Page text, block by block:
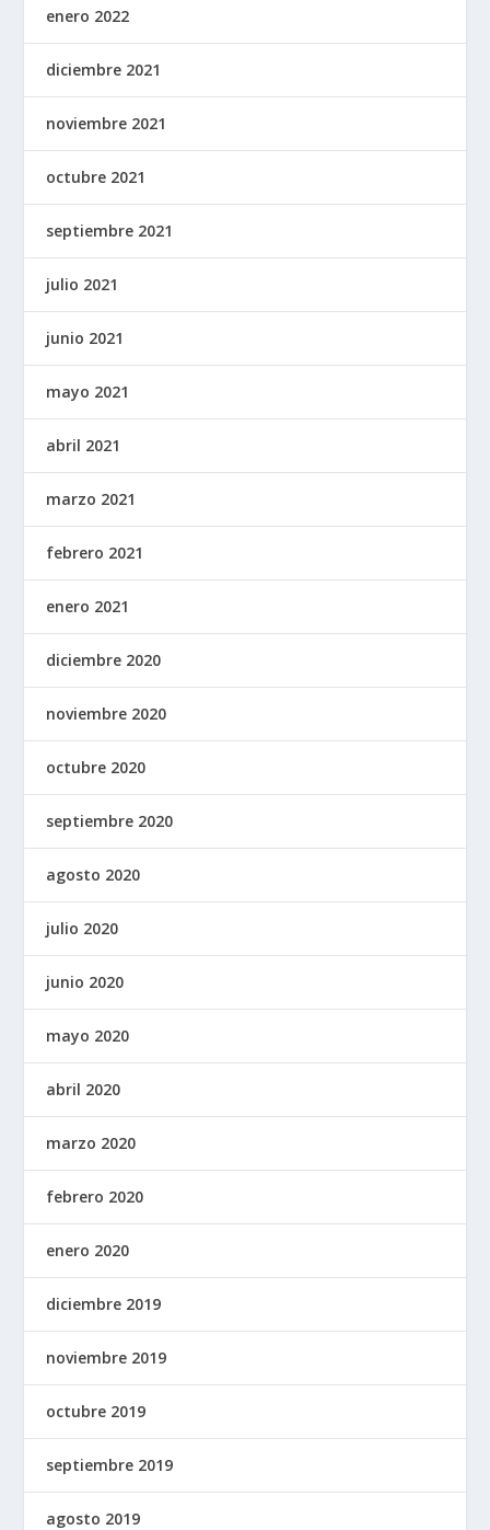
enero 2022
diciembre 2021
noviembre 2021
octubre 2021
septiembre 2021
julio 2021
junio 2021
mayo 2021
abril 2021
marzo 2021
febrero 2021
enero 2021
diciembre 2020
noviembre 2020
octubre 2020
septiembre 2020
agosto 2020
julio 2020
junio 2020
mayo 2020
abril 2020
marzo 2020
febrero 2020
enero 2020
diciembre 2019
noviembre 2019
octubre 2019
septiembre 2019
agosto 2019